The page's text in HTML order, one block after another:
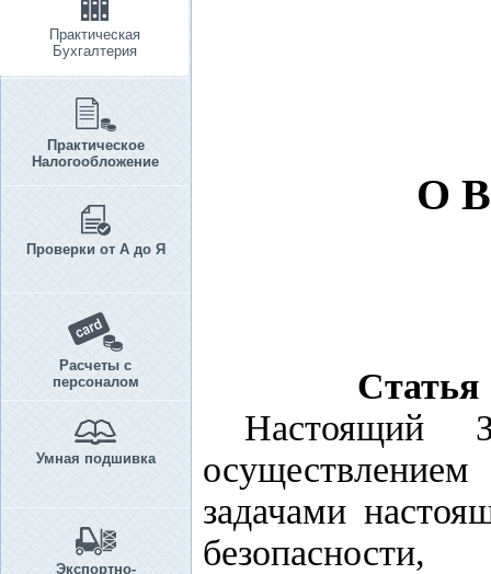
Практическая
Бухгалтерия
Практическое
Налогообложение
Проверки от А до Я
Расчеты с
персоналом
Умная подшивка
Экспортно-
О
Статья
Настоящий
задачами